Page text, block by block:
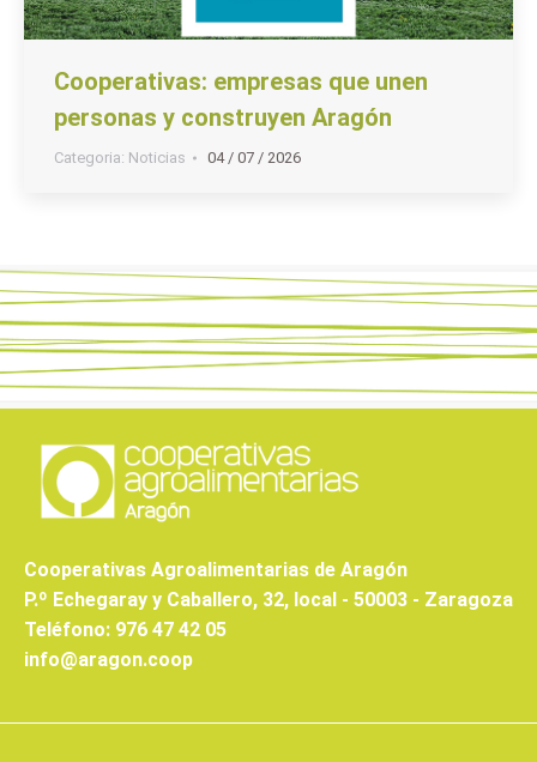
Cooperativas: empresas que unen
personas y construyen Aragón
Categoria: Noticias 04 / 07 / 2026
Cooperativas Agroalimentarias de Aragón
P.º Echegaray y Caballero, 32, local - 50003 - Zaragoza
Teléfono: 976 47 42 05
info@aragon.coop